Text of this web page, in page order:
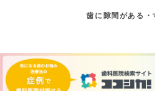
歯に隙間がある・